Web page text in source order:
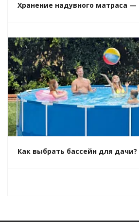
Хранение надувного матраса —
Как выбрать бассейн для дачи?